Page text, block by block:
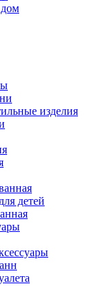
изделия
детей